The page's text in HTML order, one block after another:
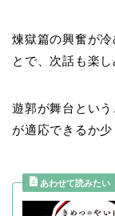
煉獄篇の興奮が
とで、次話も楽し
遊郭が舞台とい
が適応できるか